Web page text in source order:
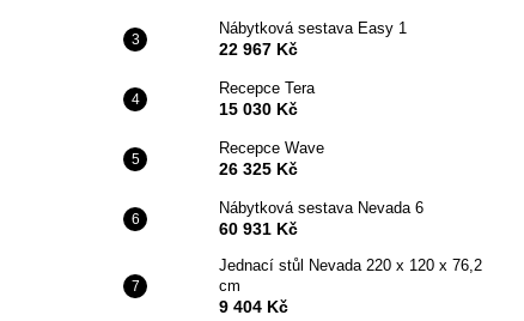
Nábytková sestava Easy 1
22 967 Kč
Recepce Tera
15 030 Kč
Recepce Wave
26 325 Kč
Nábytková sestava Nevada 6
60 931 Kč
Jednací stůl Nevada 220 x 120 x 76,2
cm
9 404 Kč